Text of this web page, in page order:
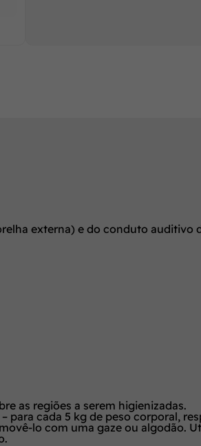
externa) e do conduto
as regiões a serem higienizadas.
cada 5 kg de peso corporal,
lo com uma gaze ou algodão.